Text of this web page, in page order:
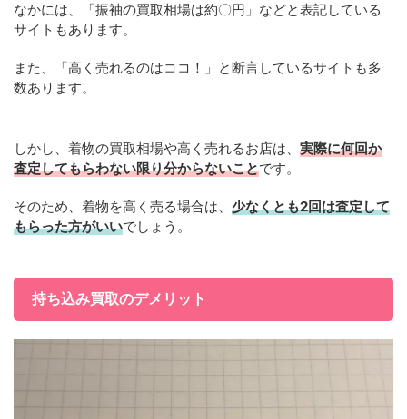
なかには、「振袖の買取相場は約〇円」などと表記している
サイトもあります。
また、「高く売れるのはココ！」と断言しているサイトも多
数あります。
しかし、着物の買取相場や高く売れるお店は、 実際に何回か
査定してもらわない限り分からないことです。
そのため、着物を高く売る場合は、 少なくとも2回は査定して
もらった方がいいでしょう。
持ち込み買取のデメリット